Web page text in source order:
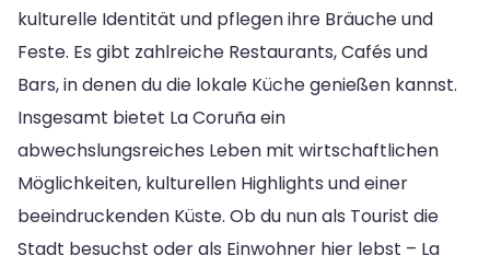
kulturelle Identität und pflegen ihre Bräuche und
Feste. Es gibt zahlreiche Restaurants, Cafés und
Bars, in denen du die lokale Küche genießen kannst.
Insgesamt bietet La Coruña ein
abwechslungsreiches Leben mit wirtschaftlichen
Möglichkeiten, kulturellen Highlights und einer
beeindruckenden Küste. Ob du nun als Tourist die
Stadt besuchst oder als Einwohner hier lebst – La